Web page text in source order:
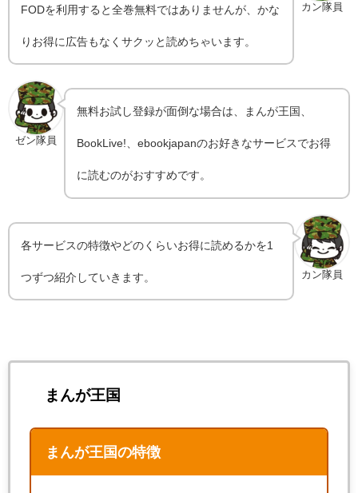
カン隊員
FODを利用すると全巻無料ではありませんが、かな
りお得に広告もなくサクッと読めちゃいます。
ゼン隊員
無料お試し登録が面倒な場合は、まんが王国、
BookLive!、ebookjapanのお好きなサービスでお得
に読むのがおすすめです。
カン隊員
各サービスの特徴やどのくらいお得に読めるかを1
つずつ紹介していきます。
まんが王国
まんが王国の特徴